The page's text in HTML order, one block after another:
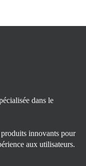
dans le
innovants pour
aux utilisateurs.